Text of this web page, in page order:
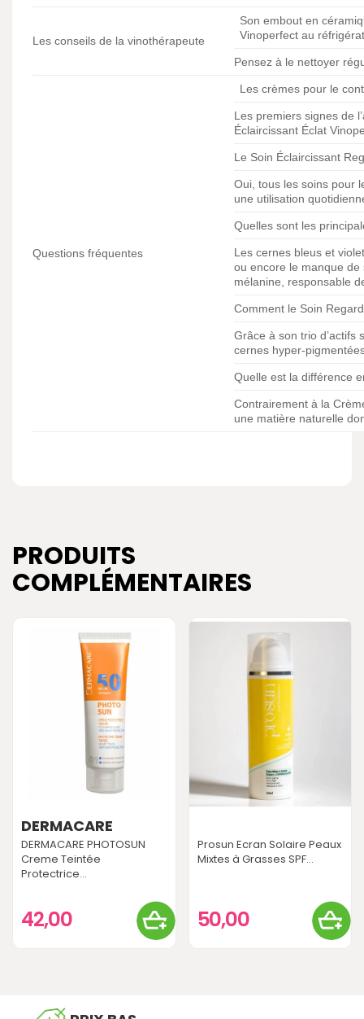
Les conseils de la vinothérapeute
Son embout en
Vinoperfect au
Pensez à le nettoyer
Questions fréquentes
Les crèmes pour le
Les premiers signes de
Éclaircissant Éclat
Le Soin Éclaircissant
Oui, tous les soins pour
une utilisation
Quelles sont les
Les cernes bleus et
ou encore le manque de
mélanine, responsable
Comment le Soin
Grâce à son trio d’actifs
cernes hyper-
Quelle est la différence
Contrairement à la
une matière naturelle
PRODUITS
COMPLÉMENTAIRES
DERMACARE
DERMACARE PHOTOSUN
Creme Teintée
Protectrice...
42,00
Prosun Ecran Solaire Peaux
Mixtes à Grasses SPF...
50,00